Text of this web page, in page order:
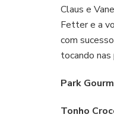
Claus e
Fetter e a
com
tocando
Park
Tonho